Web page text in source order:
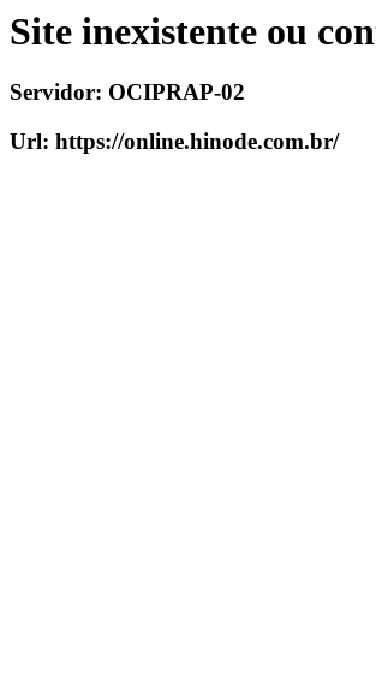
Site inexistente ou
Servidor: OCIPRAP-02
Url: https://online.hinode.com.br/